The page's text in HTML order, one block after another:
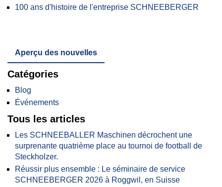
100 ans d'histoire de l'entreprise SCHNEEBERGER
Aperçu des nouvelles
Catégories
Blog
Événements
Tous les articles
Les SCHNEEBALLER Maschinen décrochent une
surprenante quatrième place au tournoi de football de
Steckholzer.
Réussir plus ensemble : Le séminaire de service
SCHNEEBERGER 2026 à Roggwil, en Suisse